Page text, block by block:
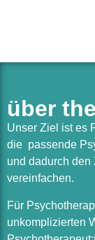
über
Unser Ziel ist es
die passende
und dadurch den
vereinfachen.
Für
unkomplizierten